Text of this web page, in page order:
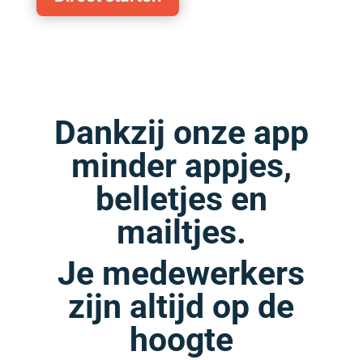
Dankzij onze app
minder appjes,
belletjes en
mailtjes.
Je medewerkers
zijn altijd op de
hoogte